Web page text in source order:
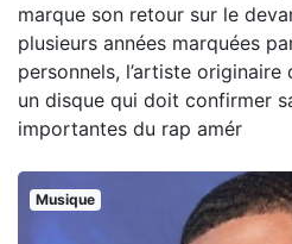
marque son retour sur le
plusieurs années marquées
personnels, l’artiste
un disque qui doit confirmer
importantes du rap amér
Musique